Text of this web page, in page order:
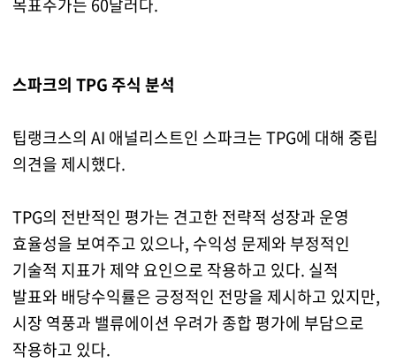
목표주가는 60달러다.
스파크의 TPG 주식 분석
팁랭크스의 AI 애널리스트인 스파크는 TPG에 대해 중립
의견을 제시했다.
TPG의 전반적인 평가는 견고한 전략적 성장과 운영
효율성을 보여주고 있으나, 수익성 문제와 부정적인
기술적 지표가 제약 요인으로 작용하고 있다. 실적
발표와 배당수익률은 긍정적인 전망을 제시하고 있지만,
시장 역풍과 밸류에이션 우려가 종합 평가에 부담으로
작용하고 있다.